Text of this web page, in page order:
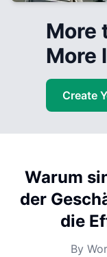
More
More
Create
Warum
der
die
By